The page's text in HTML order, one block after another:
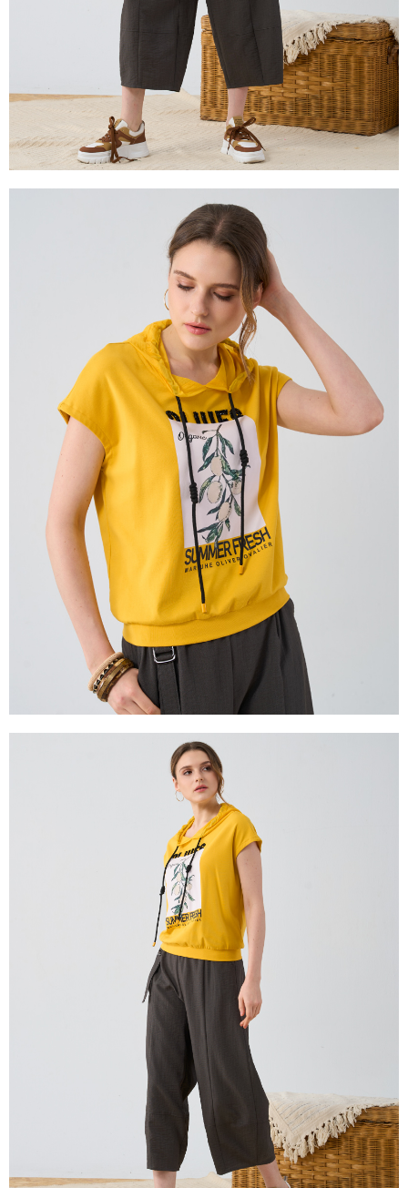
３．未成年的使用者請事先徵得法定代理人或監護人之同意方可使用
「AFTEE先享後付」，若未經同意申辦者引起之損失，本公司不負相關責
４．使用「AFTEE先享後付」時，將依據個別帳號之用戶狀況，依本公司即
時審查核予不同之上限額度；若仍有額度不足之情形，本公司將視審查結果
請求用戶進行身份認證。
５．嚴禁一人註冊多個帳號或使用他人資訊註冊。若發現惡意使用之情形，
恩沛科技股份有限公司將有權停止該用戶之使用額度並採取法律行動。